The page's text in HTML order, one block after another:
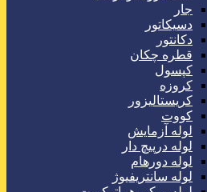
جار
دسیکاتور
دکانتور
قطره چکان
کپسول
کروزه
کریستالیزور
کووت
لوله آزمایش
لوله درپیچ دار
لوله دورهام
لوله سانتریفیوژ